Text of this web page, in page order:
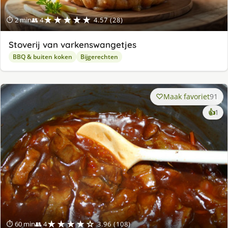
⏱ 2 min👥 4★★★★★ 4.57 (28)
Stoverij van varkenswangetjes
BBQ & buiten koken Bijgerechten
⏱ 60 min👥 4★★★★☆ 3.96 (108)
Maak favoriet91
👍1